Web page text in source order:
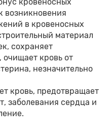
кровеносных
возникновения
в кровеносных
материал
сохраняет
очищает кровь от
незначительно
кровь, предотвращает
заболевания сердца и